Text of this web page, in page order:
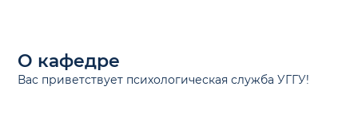
О кафедре
Вас приветствует психологическая служба УГГУ!